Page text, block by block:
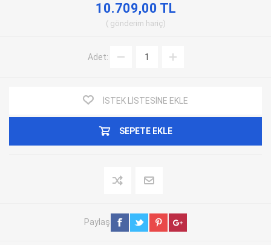
10.709,00 TL
gönderim hariç
Adet:
İSTEK LISTESINE EKLE
SEPETE EKLE
Paylaş